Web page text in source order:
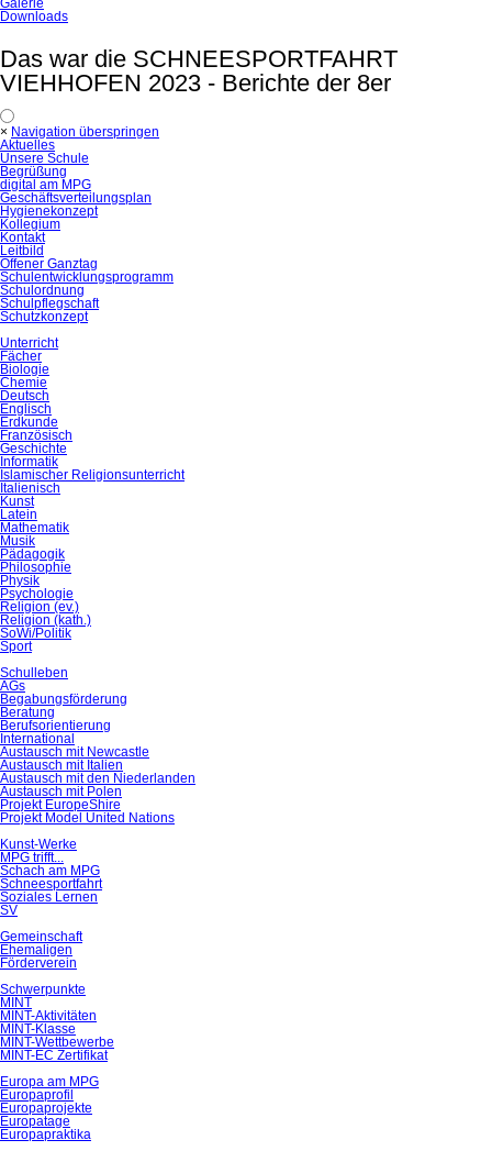
Galerie
Downloads
Das war die SCHNEESPORTFAHRT
VIEHHOFEN 2023 - Berichte der 8er
× Navigation überspringen
Aktuelles
Unsere Schule
Begrüßung
digital am MPG
Geschäftsverteilungsplan
Hygienekonzept
Kollegium
Kontakt
Leitbild
Offener Ganztag
Schulentwicklungsprogramm
Schulordnung
Schulpflegschaft
Schutzkonzept
Unterricht
Fächer
Biologie
Chemie
Deutsch
Englisch
Erdkunde
Französisch
Geschichte
Informatik
Islamischer Religionsunterricht
Italienisch
Kunst
Latein
Mathematik
Musik
Pädagogik
Philosophie
Physik
Psychologie
Religion (ev.)
Religion (kath.)
SoWi/Politik
Sport
Schulleben
AGs
Begabungsförderung
Beratung
Berufsorientierung
International
Austausch mit Newcastle
Austausch mit Italien
Austausch mit den Niederlanden
Austausch mit Polen
Projekt EuropeShire
Projekt Model United Nations
Kunst-Werke
MPG trifft...
Schach am MPG
Schneesportfahrt
Soziales Lernen
SV
Gemeinschaft
Ehemaligen
Förderverein
Schwerpunkte
MINT
MINT-Aktivitäten
MINT-Klasse
MINT-Wettbewerbe
MINT-EC Zertifikat
Europa am MPG
Europaprofil
Europaprojekte
Europatage
Europapraktika